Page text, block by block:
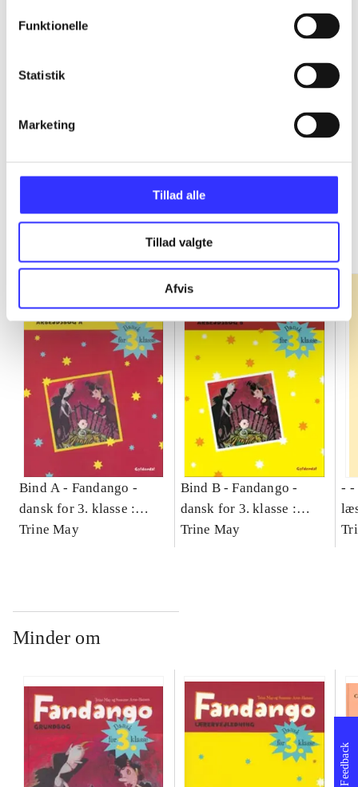
Funktionelle
Statistik
Marketing
Tillad alle
Tillad valgte
Afvis
Fandango - dansk for 3. klasse
Bind A - Fandango -
dansk for 3. klasse :
grundbog -- Arbejdsbog.
Trine May
Bind B -Fandango -
dansk for 3. klasse :
grundbog -- Arbejdsbog.
Trine May
- -
-
Minder om
Feedback